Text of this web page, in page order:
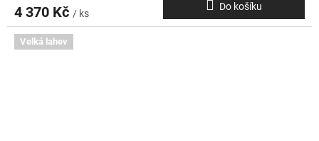
4 370 Kč / ks
Do košíku
Velká lahev